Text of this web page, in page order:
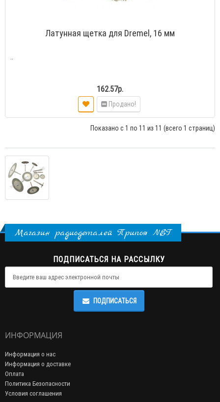
Латунная щетка для Dremel, 16 мм
..
162.57р.
Продано!
Показано с 1 по 11 из 11 (всего 1 страниц)
Магазин радиодеталей Припоя NET
ПОДПИСАТЬСЯ НА РАССЫЛКУ
ПОДПИСАТЬСЯ
ИНФОРМАЦИЯ
Информация о нас
Информация о доставке
Оплата
Политика Безопасности
Условия соглашения